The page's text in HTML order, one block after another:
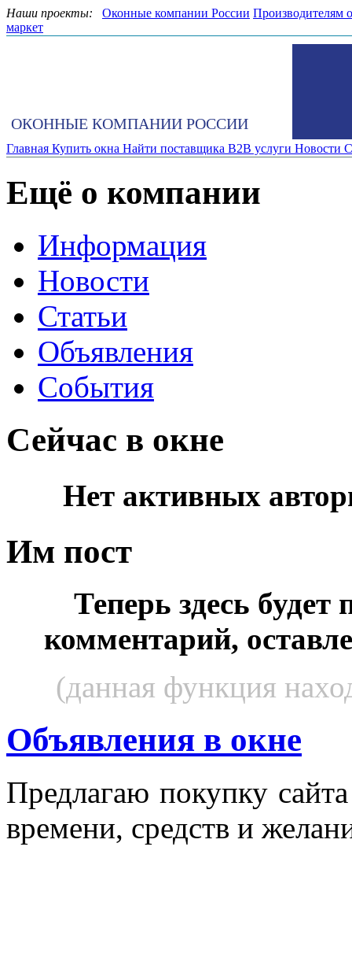
Наши проекты: Оконные компании России Производителям
маркет
ОКОННЫЕ КОМПАНИИ РОССИИ
Главная Купить окна Найти поставщика B2B услуги Новости
Ещё о компании
Информация
Новости
Статьи
Объявления
События
Сейчас в окне
Нет активных
Им пост
Теперь здесь будет
комментарий,
(данная функция
Объявления в окне
Пред­ла­гаю по­куп­ку
вре­мени, средств и